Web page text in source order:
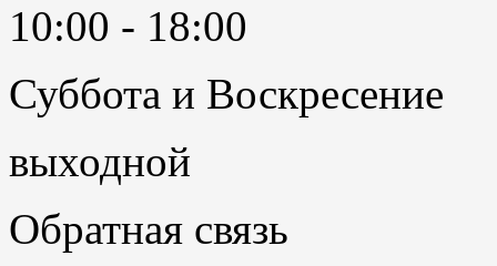
10:00 - 18:00
Суббота и Воскресение
выходной
Обратная связь